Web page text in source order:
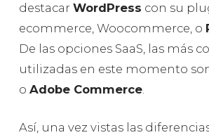
destacar WordPress con su
ecommerce, Woocommerce, o
De las opciones SaaS, las más
utilizadas en este momento
o Adobe Commerce.
Así, una vez vistas las